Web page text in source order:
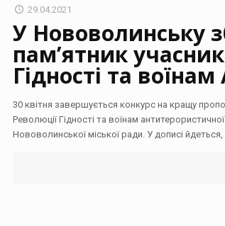
29.04.2021
У Нововолинську
пам’ятник
Гідності та
30 квітня завершується конкурс на кращу
Революції Гідності та воїнам
Нововолинської міської ради. У дописі йдеться,